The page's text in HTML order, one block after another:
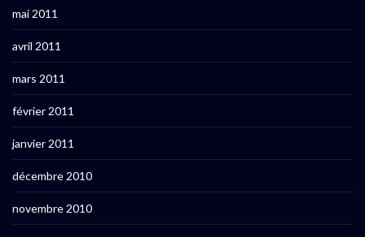
mai 2011
avril 2011
mars 2011
février 2011
janvier 2011
décembre 2010
novembre 2010